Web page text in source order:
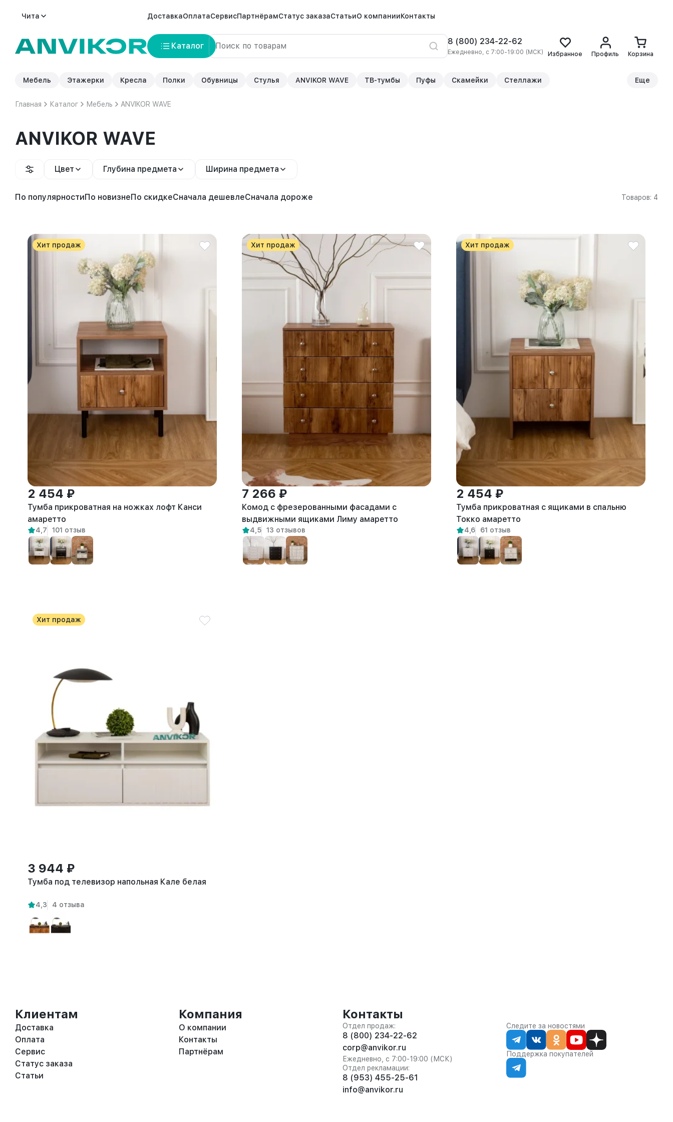
Чита ДоставкаОплатаСервисПартнёрамСтатус заказаСтатьиО компанииКонтакты
Каталог 8 (800) 234-22-62
Ежедневно, с 7:00-19:00 (МСК) Избранное Профиль Корзина
Мебель Этажерки Кресла Полки Обувницы Стулья ANVIKOR WAVE ТВ-тумбы Пуфы Скамейки Стеллажи Еще
Главная Каталог Мебель ANVIKOR WAVE
ANVIKOR WAVE
Цвет Глубина предмета Ширина предмета
По популярностиПо новизнеПо скидкеСначала дешевлеСначала дороже Товаров: 4
Хит продаж
2 454 ₽
Тумба прикроватная на ножках лофт Канси
амаретто
4,7 101 отзыв
Хит продаж
7 266 ₽
Комод с фрезерованными фасадами с
выдвижными ящиками Лиму амаретто
4,5 13 отзывов
Хит продаж
2 454 ₽
Тумба прикроватная с ящиками в спальню
Токко амаретто
4,6 61 отзыв
Хит продаж
3 944 ₽
Тумба под телевизор напольная Кале белая
4,3 4 отзыва
Клиентам
Доставка
Оплата
Сервис
Статус заказа
Статьи
Компания
О компании
Контакты
Партнёрам
Контакты
Отдел продаж:
8 (800) 234-22-62
corp@anvikor.ru
Ежедневно, с 7:00-19:00 (МСК)
Отдел рекламации:
8 (953) 455-25-61
info@anvikor.ru
Следите за новостями
Поддержка покупателей